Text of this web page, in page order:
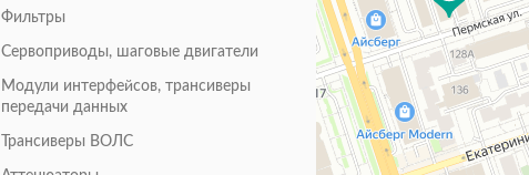
Фильтры
Сервоприводы, шаговые двигатели
Модули интерфейсов, трансиверы
передачи данных
Трансиверы ВОЛС